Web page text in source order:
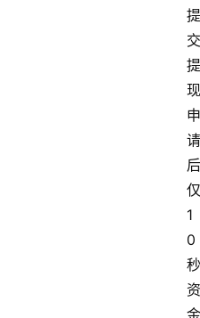
提
交
提
现
申
请
后
仅
1
0
秒
资
金